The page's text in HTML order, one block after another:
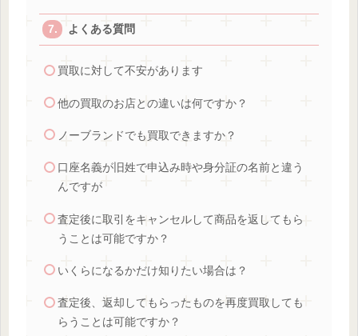
よくある質問
買取に対して不安があります
他の買取のお店との違いは何ですか？
ノーブランドでも買取できますか？
口座名義が旧姓で申込み時や身分証の名前と違う
んですが
査定後に取引をキャンセルして商品を返してもら
うことは可能ですか？
いくらになるかだけ知りたい場合は？
査定後、返却してもらったものを再度買取しても
らうことは可能ですか？